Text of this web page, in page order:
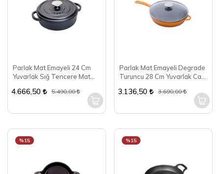
Parlak Mat Emayeli 24 Cm
Yuvarlak Sığ Tencere Mat
4.666,50 5.490,00
Parlak Mat Emayeli Degrade
Turuncu 28 Cm Yuvarlak Cam
3.136,50 3.690,00
%15 %15